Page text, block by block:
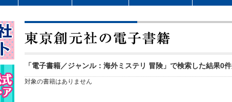
「電子書籍／ジャンル：海外ミステリ 冒険」で検索した結果0件
対象の書籍はありません